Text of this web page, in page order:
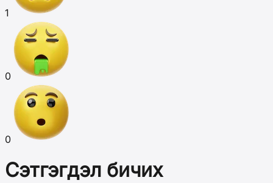
1
0
0
Сэтгэгдэл бичих